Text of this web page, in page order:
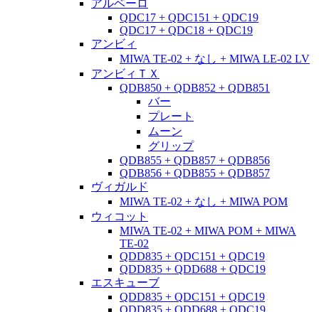
アルベーロ
QDC17 + QDC151 + QDC19
QDC17 + QDC18 + QDC19
アンビィ
MIWA TE-02 + なし + MIWA LE-02 LV
アンビィＴＸ
QDB850 + QDB852 + QDB851
バー
プレート
ムーン
グリップ
QDB855 + QDB857 + QDB856
QDB856 + QDB855 + QDB857
ヴィガルド
MIWA TE-02 + なし + MIWA POM
ウィコット
MIWA TE-02 + MIWA POM + MIWA
TE-02
QDD835 + QDC151 + QDC19
QDD835 + QDD688 + QDC19
エスキューブ
QDD835 + QDC151 + QDC19
QDD835 + QDD688 + QDC19